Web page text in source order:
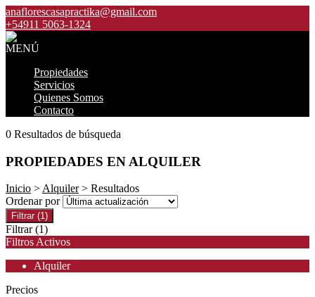
anaflorescasapractika@gmail.com
+54911 5063-1324
MENÚ
Propiedades
Servicios
Quienes Somos
Contacto
0 Resultados de búsqueda
PROPIEDADES EN ALQUILER
Inicio >Alquiler> Resultados
Ordenar por
Filtrar (1)
Filtrar (1)
Filtros Activos
Alquiler
Precios